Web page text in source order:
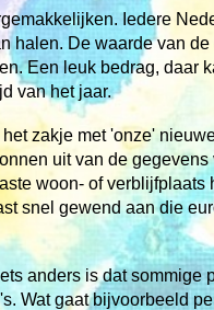
Iedere
halen. De waarde van
Een leuk bedrag, daar
van het jaar.
zakje met 'onze'
uit van de
woon- of verblijfplaats
snel gewend aan die
anders is dat sommige
Wat gaat bijvoorbeeld